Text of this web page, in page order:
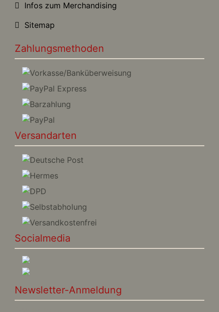
Infos zum Merchandising
Sitemap
Zahlungsmethoden
Versandarten
Socialmedia
Newsletter-Anmeldung